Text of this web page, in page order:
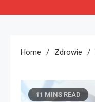
Home Zdrowie
11 MINS READ